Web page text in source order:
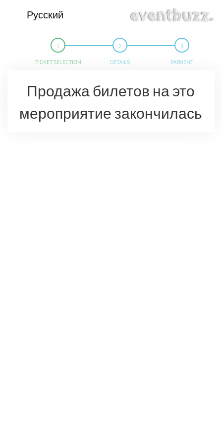
Русский
TICKET SELECTION DETAILS PAYMENT
Продажа билетов на это
мероприятие закончилась